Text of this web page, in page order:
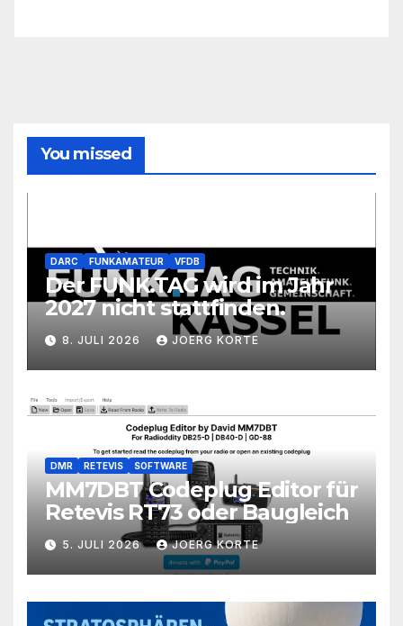
You missed
DARC FUNKAMATEUR VFDB
Der FUNK.TAG wird im Jahr
2027 nicht stattfinden.
8. JULI 2026 JOERG KORTE
DMR RETEVIS SOFTWARE
MM7DBT Codeplug Editor für
Retevis RT73 oder Baugleich
5. JULI 2026 JOERG KORTE